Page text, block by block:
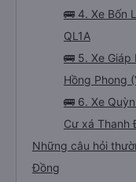
🚌 4. Xe Bốn
QL1A
🚌 5. Xe
Hồng Phong
🚌 6. Xe
Cư xá Thanh
Những câu hỏi
Đồng